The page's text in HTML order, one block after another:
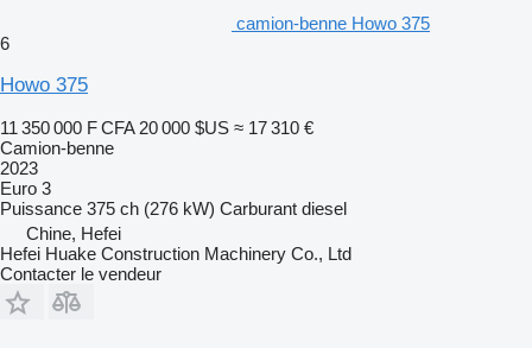
camion-benne Howo 375
6
Howo 375
11 350 000 F CFA 20 000 $US ≈ 17 310 €
Camion-benne
2023
Euro 3
Puissance 375 ch (276 kW) Carburant diesel
Chine, Hefei
Hefei Huake Construction Machinery Co., Ltd
Contacter le vendeur